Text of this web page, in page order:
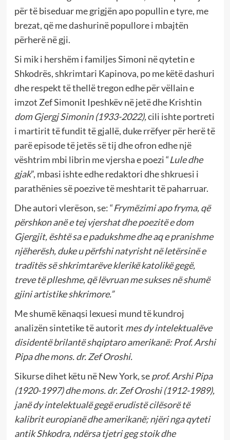
për të biseduar me grigjën apo popullin e tyre, me
brezat, që me dashurinë popullore i mbajtën
përherë në gji.
Si mik i hershëm i familjes Simoni në qytetin e
Shkodrës, shkrimtari Kapinova, po me këtë dashuri
dhe respekt të thellë tregon edhe për vëllain e
imzot Zef Simonit Ipeshkëv në jetë dhe Krishtin
dom Gjergj Simonin (1933-2022),cili ishte portreti
i martirit të fundit të gjallë, duke rrëfyer për herë të
parë episode të jetës së tij dhe ofron edhe një
vështrim mbi librin me vjersha e poezi “Lule dhe
gjak”, mbasi ishte edhe redaktori dhe shkruesi i
parathënies së poezive të meshtarit të paharruar.
Dhe autori vlerëson, se: “Frymëzimi apo fryma, që
përshkon anë e tej vjershat dhe poezitë e dom
Gjergjit, është sa e padukshme dhe aq e pranishme
njëherësh, duke u përfshi natyrisht në letërsinë e
traditës së shkrimtarëve klerikë katolikë gegë,
treve të plleshme, që lëvruan me sukses në shumë
gjini artistike shkrimore.”
Me shumë kënaqsi lexuesi mund të kundroj
analizën sintetike të autorit mesdy intelektualëve
disidentëbrilantëshqiptaro amerikanë: Prof. Arshi
Pipa dhe mons. dr. Zef Oroshi.
Sikurse dihet këtu në New York, seprof. Arshi Pipa
(1920-1997) dhe mons. dr. Zef Oroshi (1912-1989),
janë dy intelektualë gegë erudistë cilësorë të
kalibrit europianë dhe amerikanë; njëri nga qyteti
antik Shkodra, ndërsa tjetri geg stoik dhe